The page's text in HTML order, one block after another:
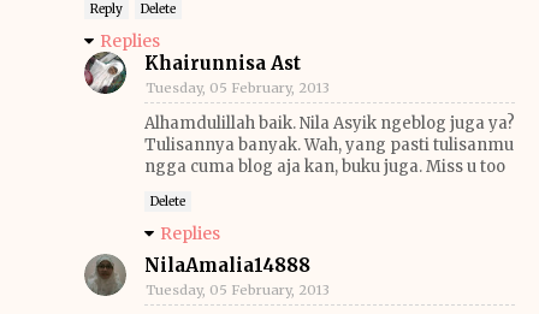
Reply Delete
Replies
Khairunnisa Ast
Tuesday, 05 February, 2013
Alhamdulillah baik. Nila Asyik ngeblog juga ya?
Tulisannya banyak. Wah, yang pasti tulisanmu
ngga cuma blog aja kan, buku juga. Miss u too
Delete
Replies
NilaAmalia14888
Tuesday, 05 February, 2013